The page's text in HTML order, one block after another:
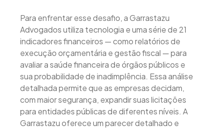
Para enfrentar esse desafio, a Garrastazu
Advogados utiliza tecnologia e uma série de 21
indicadores financeiros — como relatórios de
execução orçamentária e gestão fiscal — para
avaliar a saúde financeira de órgãos públicos e
sua probabilidade de inadimplência. Essa análise
detalhada permite que as empresas decidam,
com maior segurança, expandir suas licitações
para entidades públicas de diferentes níveis. A
Garrastazu oferece um parecer detalhado e